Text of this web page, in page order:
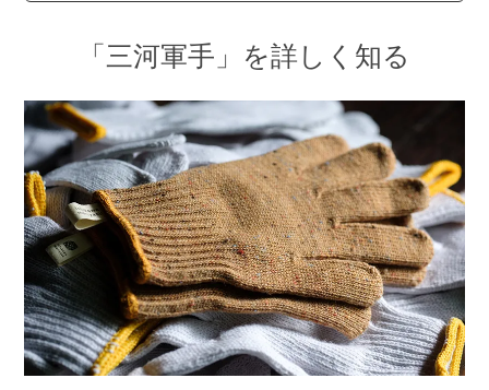
「三河軍手」を詳しく知る